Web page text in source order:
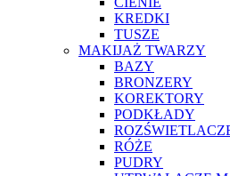
KREDKI
TUSZE
MAKIJAŻ TWARZY
BAZY
BRONZERY
KOREKTORY
PODKŁADY
RÓŻE
PUDRY